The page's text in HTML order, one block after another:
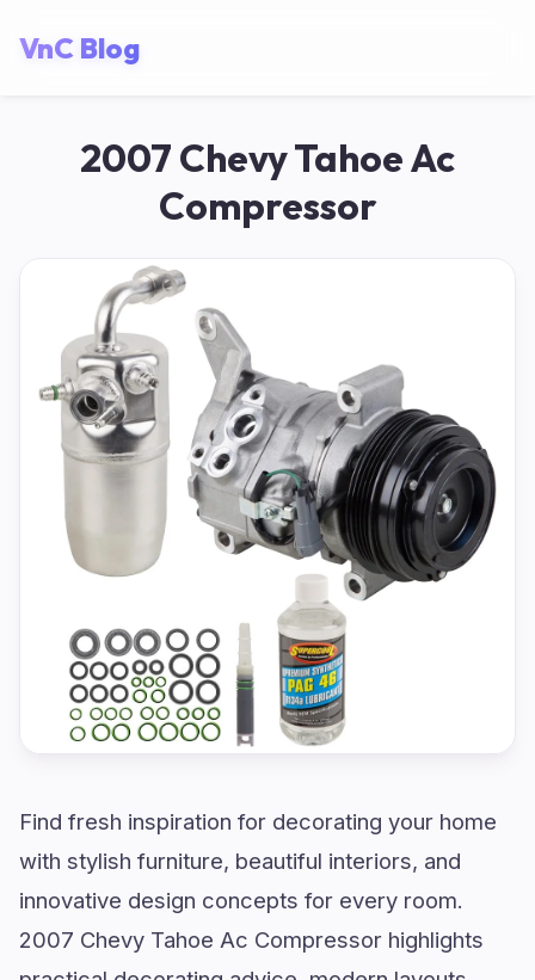
VnC Blog
2007 Chevy Tahoe Ac
Compressor
Find fresh inspiration for decorating your home
with stylish furniture, beautiful interiors, and
innovative design concepts for every room.
2007 Chevy Tahoe Ac Compressor highlights